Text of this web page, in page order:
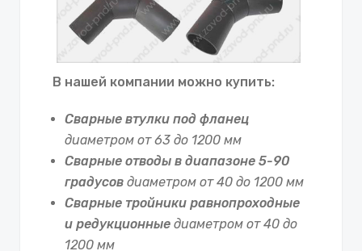
В нашей компании можно купить:
Сварные втулки под фланец
диаметром от 63 до 1200 мм
Сварные отводы в диапазоне 5-90
градусов диаметром от 40 до 1200 мм
Сварные тройники равнопроходные
и редукционные диаметром от 40 до
1200 мм